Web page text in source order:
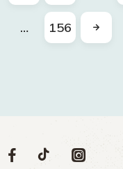
… 156
Volg
Social
Volg
Volg
Volg